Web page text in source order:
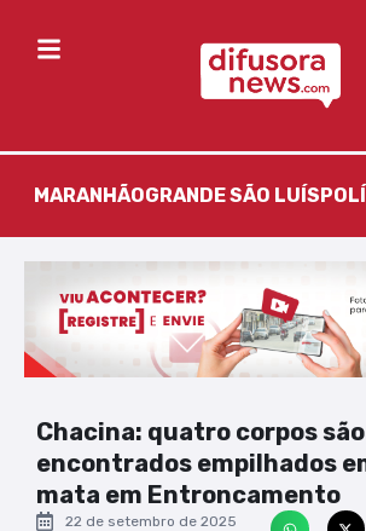
MARANHÃOGRANDE SÃO LUÍS
Chacina: quatro corpos são
encontrados empilhados
mata em Entroncamento
22 de setembro de 2025